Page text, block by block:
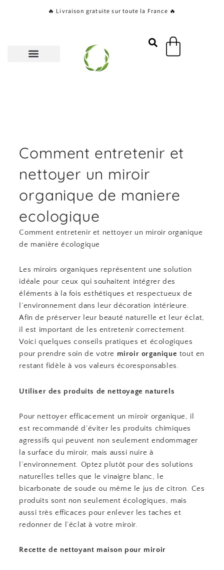
🔥 Livraison gratuite sur toute la France 🔥
Panier
Comment entretenir et
nettoyer un miroir
organique de maniere
ecologique
Comment entretenir et nettoyer un miroir organique
de manière écologique
Les miroirs organiques représentent une solution
idéale pour ceux qui souhaitent intégrer des
éléments à la fois esthétiques et respectueux de
l’environnement dans leur décoration intérieure.
Afin de préserver leur beauté naturelle et leur éclat,
il est important de les entretenir correctement.
Voici quelques conseils pratiques et écologiques
pour prendre soin de votre miroir organique tout en
restant fidèle à vos valeurs écoresponsables.
Utiliser des produits de nettoyage naturels
Pour nettoyer efficacement un miroir organique, il
est recommandé d’éviter les produits chimiques
agressifs qui peuvent non seulement endommager
la surface du miroir, mais aussi nuire à
l’environnement. Optez plutôt pour des solutions
naturelles telles que le vinaigre blanc, le
bicarbonate de soude ou même le jus de citron. Ces
produits sont non seulement écologiques, mais
aussi très efficaces pour enlever les taches et
redonner de l’éclat à votre miroir.
Recette de nettoyant maison pour miroir